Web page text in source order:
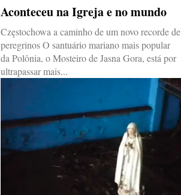
Aconteceu na Igreja e no mundo
Częstochowa a caminho de um novo recorde de
peregrinos O santuário mariano mais popular
da Polônia, o Mosteiro de Jasna Gora, está por
ultrapassar mais...